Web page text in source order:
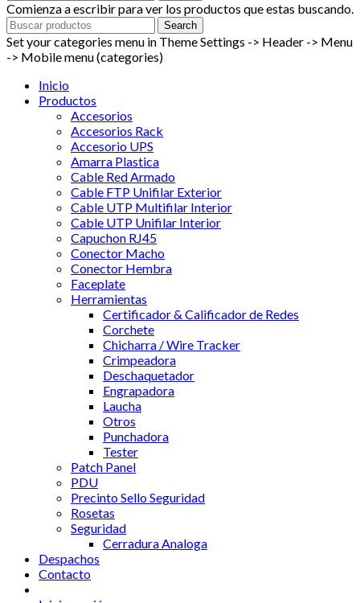
Comienza a escribir para ver los productos que estas buscando.
Search
Set your categories menu in Theme Settings -> Header -> Menu
-> Mobile menu (categories)
Inicio
Productos
Accesorios
Accesorios Rack
Accesorio UPS
Amarra Plastica
Cable Red Armado
Cable FTP Unifilar Exterior
Cable UTP Multifilar Interior
Cable UTP Unifilar Interior
Capuchon RJ45
Conector Macho
Conector Hembra
Faceplate
Herramientas
Certificador & Calificador de Redes
Corchete
Chicharra / Wire Tracker
Crimpeadora
Deschaquetador
Engrapadora
Laucha
Otros
Punchadora
Tester
Patch Panel
PDU
Precinto Sello Seguridad
Rosetas
Seguridad
Cerradura Analoga
Despachos
Contacto